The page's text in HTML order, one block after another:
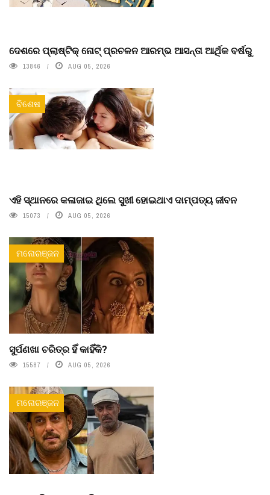
ଦେଶରେ ପ୍ଲାଷ୍ଟିକ୍ ନୋଟ୍‌ ପ୍ରଚଳନ ଆରମ୍ଭ ଆସନ୍ତା ଆର୍ଥିକ ବର୍ଷରୁ
13846 AUG 05, 2026
ବିଶେଷ
ଏହି ସ୍ଥାନରେ କଳାଜାଇ ଥିଲେ ସୁଖୀ ହୋଇଥାଏ ଦାମ୍ପତ୍ୟ ଜୀବନ
15073 AUG 05, 2026
ମନୋରଞ୍ଜନ
ସୁର୍ପଣଖା ଚରିତ୍ର ହିଁ କାହିଁକି?
15587 AUG 05, 2026
ମନୋରଞ୍ଜନ